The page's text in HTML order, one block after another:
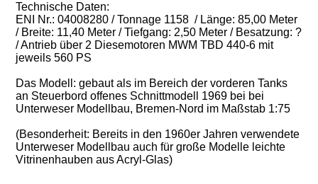
Technische Daten:
ENI Nr.: 04008280 / Tonnage 1158 / Länge: 85,00 Meter
/ Breite: 11,40 Meter / Tiefgang: 2,50 Meter / Besatzung: ?
/ Antrieb über 2 Diesemotoren MWM TBD 440-6 mit
jeweils 560 PS
Das Modell: gebaut als im Bereich der vorderen Tanks
an Steuerbord offenes Schnittmodell 1969 bei bei
Unterweser Modellbau, Bremen-Nord im Maßstab 1:75
(Besonderheit: Bereits in den 1960er Jahren verwendete
Unterweser Modellbau auch für große Modelle leichte
Vitrinenhauben aus Acryl-Glas)